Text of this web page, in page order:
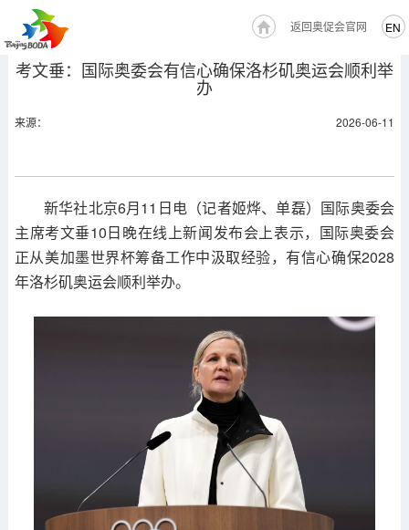
EN
返回奥促会官网
考文垂：国际奥委会有信心确保洛杉矶奥运会顺利举
办
来源： 2026-06-11
新华社北京6月11日电（记者姬烨、单磊）国际奥委会
主席考文垂10日晚在线上新闻发布会上表示，国际奥委会
正从美加墨世界杯筹备工作中汲取经验，有信心确保2028
年洛杉矶奥运会顺利举办。